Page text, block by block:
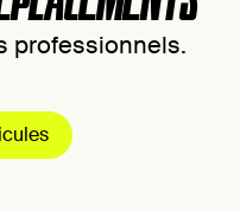
professionnels.